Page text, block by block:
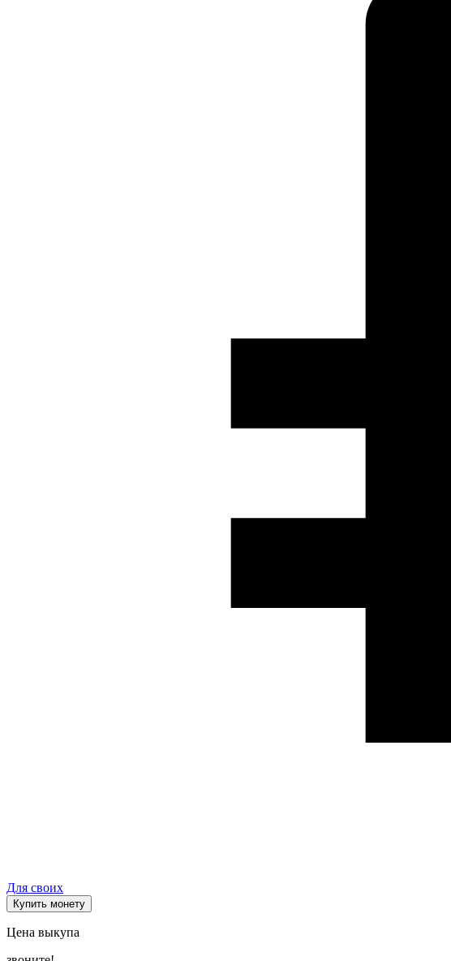
Для своих
Купить монету
Цена выкупа